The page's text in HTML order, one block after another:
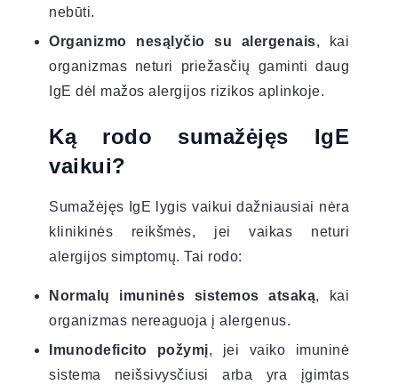
nebūti.
Organizmo nesąlyčio su alergenais, kai
organizmas neturi priežasčių gaminti daug
IgE dėl mažos alergijos rizikos aplinkoje.
Ką rodo sumažėjęs IgE
vaikui?
Sumažėjęs IgE lygis vaikui dažniausiai nėra
klinikinės reikšmės, jei vaikas neturi
alergijos simptomų. Tai rodo:
Normalų imuninės sistemos atsaką, kai
organizmas nereaguoja į alergenus.
Imunodeficito požymį, jei vaiko imuninė
sistema neišsivysčiusi arba yra įgimtas